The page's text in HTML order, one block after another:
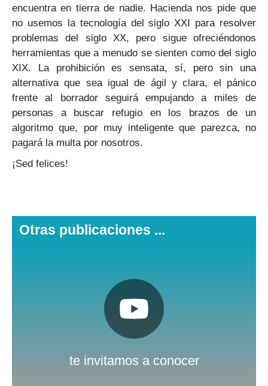
encuentra en tierra de nadie. Hacienda nos pide que
no usemos la tecnología del siglo XXI para resolver
problemas del siglo XX, pero sigue ofreciéndonos
herramientas que a menudo se sienten como del siglo
XIX. La prohibición es sensata, sí, pero sin una
alternativa que sea igual de ágil y clara, el pánico
frente al borrador seguirá empujando a miles de
personas a buscar refugio en los brazos de un
algoritmo que, por muy inteligente que parezca, no
pagará la multa por nosotros.
¡Sed felices!
Otras publicaciones ...
te invitamos a conocer
Pulsa aquí